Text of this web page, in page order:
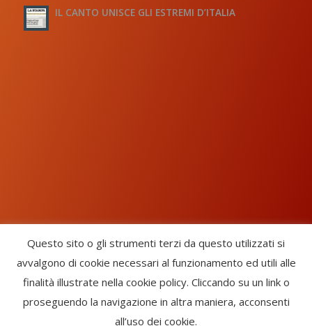
IL CANTO UNISCE GLI ESTREMI D’ITALIA
Chorus Inside - International Choral Federation - APS Ente Terzo
Settore · CF: 93058420691
CHORUS INSIDE ® TRADE MARK (Marchio Registrato codice:
Questo sito o gli strumenti terzi da questo utilizzati si
avvalgono di cookie necessari al funzionamento ed utili alle
finalità illustrate nella cookie policy. Cliccando su un link o
proseguendo la navigazione in altra maniera, acconsenti
all’uso dei cookie.